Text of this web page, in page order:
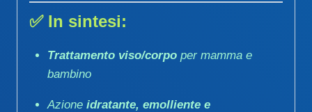
✅ In sintesi:
Trattamento viso/corpoper mamma e
bambino
Azione idratante, emolliente e